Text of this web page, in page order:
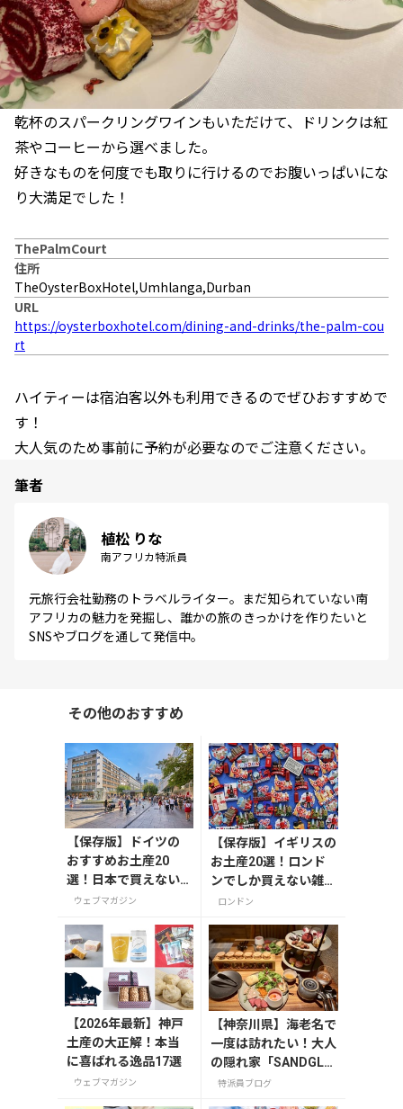
乾杯のスパークリングワインもいただけて、ドリンクは紅
茶やコーヒーから選べました。
好きなものを何度でも取りに行けるのでお腹いっぱいにな
り大満足でした！
ThePalmCourt
住所
TheOysterBoxHotel,Umhlanga,Durban
URL
https://oysterboxhotel.com/dining-and-drinks/the-palm-cou
rt
ハイティーは宿泊客以外も利用できるのでぜひおすすめで
す！
大人気のため事前に予約が必要なのでご注意ください。
筆者
植松 りな
南アフリカ特派員
元旅行会社勤務のトラベルライター。まだ知られていない南
アフリカの魅力を発掘し、誰かの旅のきっかけを作りたいと
SNSやブログを通して発信中。
その他のおすすめ
【保存版】ドイツの
おすすめお土産20
選！日本で買えない
雑貨からお菓子まで
ウェブマガジン
【保存版】イギリスの
お土産20選！ロンド
ンでしか買えない雑
貨/お菓子/紅茶まで徹
ロンドン
【2026年最新】神戸
土産の大正解！本当
に喜ばれる逸品17選
ウェブマガジン
【神奈川県】海老名で
一度は訪れたい！大人
の隠れ家「SANDGLA
SS 熾火」で味わうア
特派員ブログ